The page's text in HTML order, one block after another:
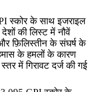
स्कोर के साथ इजराइल
की लिस्ट में नौवें
फ़िलिस्तीन के संघर्ष के
के हमलों के कारण
में गिरावट दर्ज की गई